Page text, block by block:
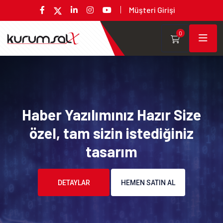
Müşteri Girişi
0
Haber Yazılımınız Hazır Size
özel, tam sizin istediğiniz
tasarım
DETAYLAR HEMEN SATIN AL